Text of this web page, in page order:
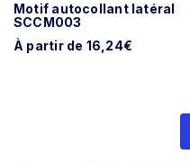
Motif autocollant latéral
SCCM003
À partir de 16,24€